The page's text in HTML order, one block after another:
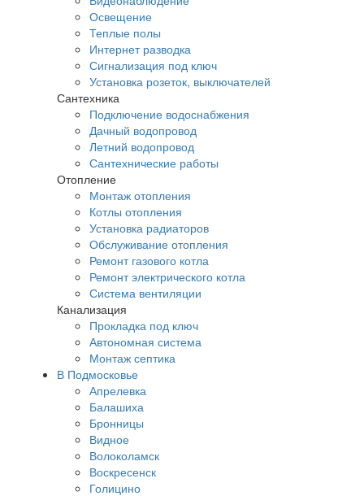
Освещение
Теплые полы
Интернет разводка
Сигнализация под ключ
Установка розеток, выключателей
Сантехника
Подключение водоснабжения
Дачный водопровод
Летний водопровод
Сантехнические работы
Отопление
Монтаж отопления
Котлы отопления
Установка радиаторов
Обслуживание отопления
Ремонт газового котла
Ремонт электрического котла
Система вентиляции
Канализация
Прокладка под ключ
Автономная система
Монтаж септика
В Подмосковье
Апрелевка
Балашиха
Бронницы
Видное
Волоколамск
Воскресенск
Голицино